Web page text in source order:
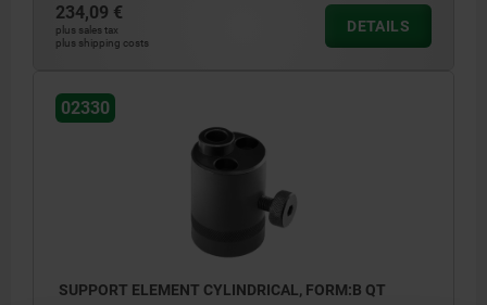
2) tapped hole for: 02000-110, 02000-310,
02000-910, 02030-10, 02030-101
3) spring force 0.8 - 2.1 N
234,09 €
plus sales tax
plus shipping costs
DETAILS
02330
SUPPORT ELEMENT CYLINDRICAL, FORM:B QT